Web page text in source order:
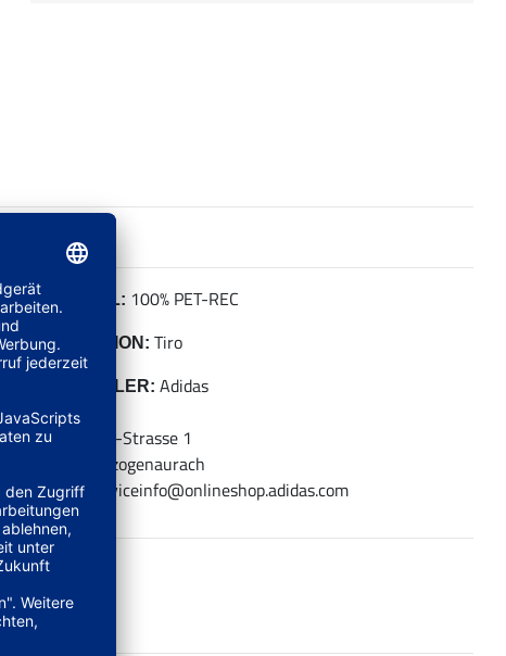
MATERIAL: 100% PET-REC
KOLLEKTION: Tiro
HERSTELLER: Adidas
adidas AG
Adi-Dassler-Strasse 1
91074 Herzogenaurach
E-Mail: serviceinfo@onlineshop.adidas.com